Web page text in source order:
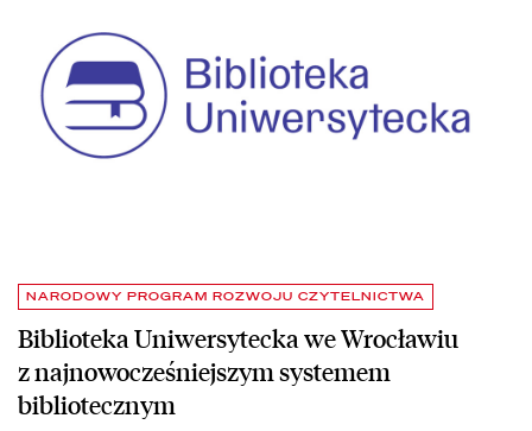
NARODOWY PROGRAM ROZWOJU CZYTELNICTWA
Biblioteka Uniwersytecka we Wrocławiu
z najnowocześniejszym systemem
bibliotecznym